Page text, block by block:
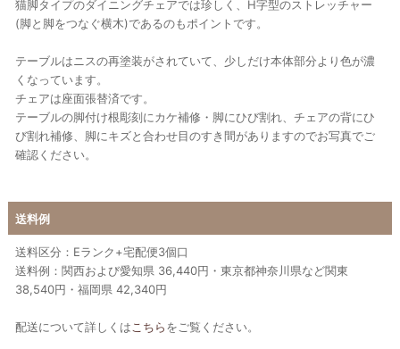
猫脚タイプのダイニングチェアでは珍しく、H字型のストレッチャー
(脚と脚をつなぐ横木)であるのもポイントです。
テーブルはニスの再塗装がされていて、少しだけ本体部分より色が濃
くなっています。
チェアは座面張替済です。
テーブルの脚付け根彫刻にカケ補修・脚にひび割れ、チェアの背にひ
び割れ補修、脚にキズと合わせ目のすき間がありますのでお写真でご
確認ください。
送料例
送料区分：Eランク+宅配便3個口
送料例：関西および愛知県 36,440円・東京都神奈川県など関東
38,540円・福岡県 42,340円
配送について詳しくは こちらをご覧ください。